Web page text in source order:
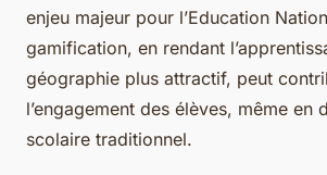
enjeu majeur pour l’Education
gamification, en rendant
géographie plus attractif, peut
l’engagement des élèves, même en
scolaire traditionnel.